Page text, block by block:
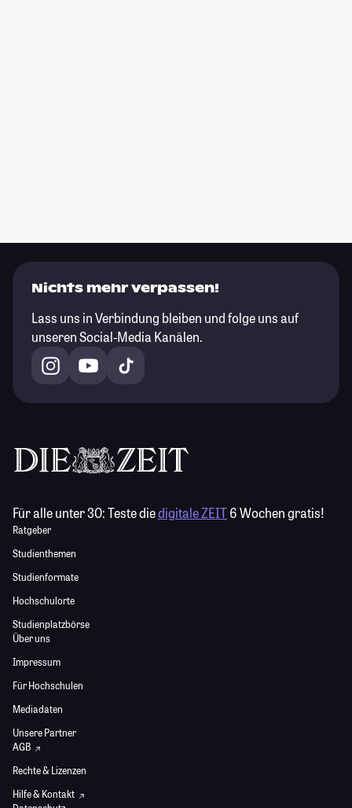
Nichts mehr verpassen!
Lass uns in Verbindung bleiben und folge uns auf
unseren Social-Media Kanälen.
Für alle unter 30:Teste diedigitale ZEIT6 Wochen gratis!
Ratgeber
Studienthemen
Studienformate
Hochschulorte
Studienplatzbörse
Über uns
Impressum
Für Hochschulen
Mediadaten
Unsere Partner
AGB
Rechte & Lizenzen
Hilfe & Kontakt